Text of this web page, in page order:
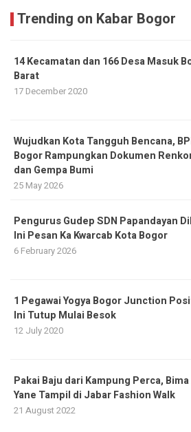
Trending on Kabar Bogor
14 Kecamatan dan 166 Desa Masuk
Barat
17 December 2020
​Wujudkan Kota Tangguh Bencana,
Bogor Rampungkan Dokumen
dan Gempa Bumi
25 May 2026
Pengurus Gudep SDN Papandayan
Ini Pesan Ka Kwarcab Kota Bogor
6 February 2026
1 Pegawai Yogya Bogor Junction
Ini Tutup Mulai Besok
12 July 2020
Pakai Baju dari Kampung Perca,
Yane Tampil di Jabar Fashion Walk
21 August 2022